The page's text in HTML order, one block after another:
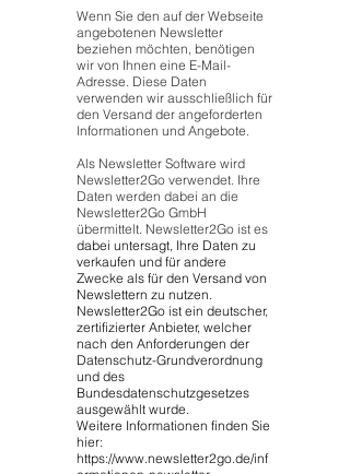
Wenn Sie den auf der Webseite
angebotenen Newsletter
beziehen möchten, benötigen
wir von Ihnen eine E-Mail-
Adresse. Diese Daten
verwenden wir ausschließlich für
den Versand der angeforderten
Informationen und Angebote.
Als Newsletter Software wird
Newsletter2Go verwendet. Ihre
Daten werden dabei an die
Newsletter2Go GmbH
übermittelt. Newsletter2Go ist es
dabei untersagt, Ihre Daten zu
verkaufen und für andere
Zwecke als für den Versand von
Newslettern zu nutzen.
Newsletter2Go ist ein deutscher,
zertifizierter Anbieter, welcher
nach den Anforderungen der
Datenschutz-Grundverordnung
und des
Bundesdatenschutzgesetzes
ausgewählt wurde.
Weitere Informationen finden Sie
hier:
https://www.newsletter2go.de/inf